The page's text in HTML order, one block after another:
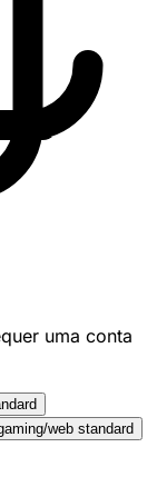
uma conta
web standard